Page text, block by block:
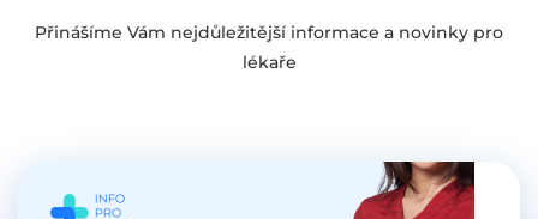
Přinášíme Vám nejdůležitější informace a novinky pro
lékaře